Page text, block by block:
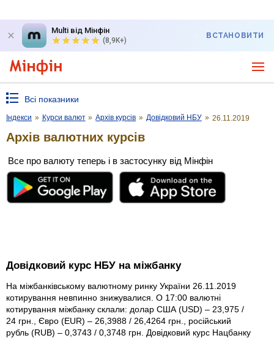
Multi від Мінфін
(8,9K+)
ВСТАНОВИТИ
Всі показники
Індекси » Курси валют » Архів курсів » Довідковий НБУ » 26.11.2019
Архів валютних курсів
Все про валюту теперь і в застосунку від Мінфін
Довідковий курс НБУ на міжбанку
На міжбанківському валютному ринку України 26.11.2019
котирування невпинно знижувалися. О 17:00 валютні
котирування міжбанку склали: долар США (USD) – 23,975 /
24 грн., Євро (EUR) – 26,3988 / 26,4264 грн., російський
рубль (RUB) – 0,3743 / 0,3748 грн. Довідковий курс Нацбанку